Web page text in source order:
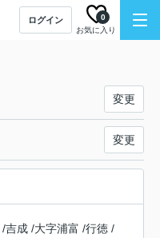
ログイン
お気に入り
0
変更
変更
/吉成 /大字浦富 /行徳 /